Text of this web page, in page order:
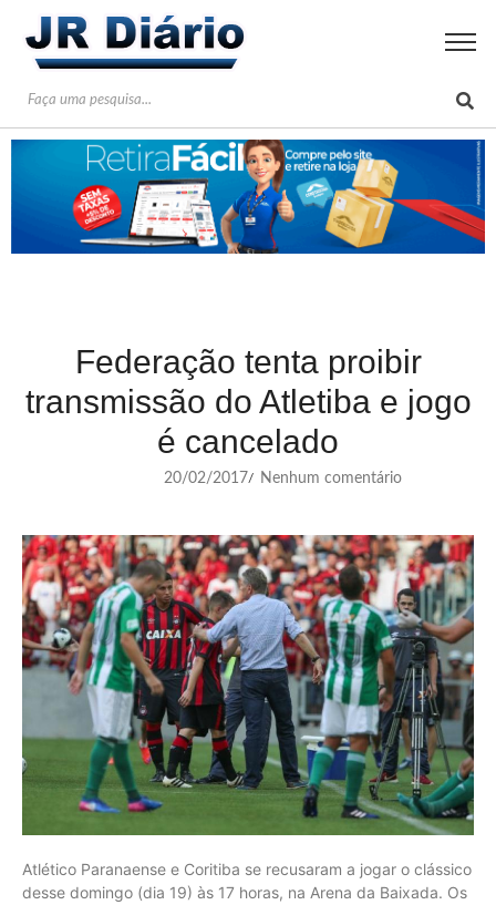
Federação tenta proibir
transmissão do Atletiba e jogo
é cancelado
20/02/2017/ Nenhum comentário
Atlético Paranaense e Coritiba se recusaram a jogar o clássico
desse domingo (dia 19) às 17 horas, na Arena da Baixada. Os